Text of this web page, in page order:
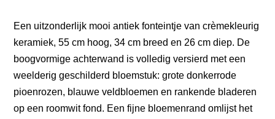
Een uitzonderlijk mooi antiek fonteintje van crèmekleurig
keramiek, 55 cm hoog, 34 cm breed en 26 cm diep. De
boogvormige achterwand is volledig versierd met een
weelderig geschilderd bloemstuk: grote donkerrode
pioenrozen, blauwe veldbloemen en rankende bladeren
op een roomwit fond. Een fijne bloemenrand omlijst het